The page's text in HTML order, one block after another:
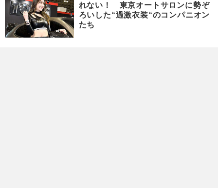
れない！ 東京オートサロンに勢ぞ
ろいした“過激衣装“のコンパニオン
たち